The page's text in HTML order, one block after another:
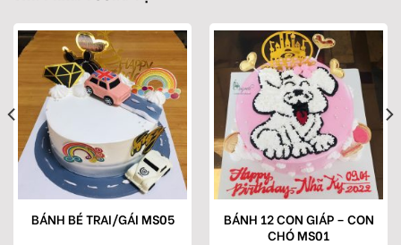
BÁNH BÉ TRAI/GÁI MS05
BÁNH 12 CON GIÁP – CON
CHÓ MS01